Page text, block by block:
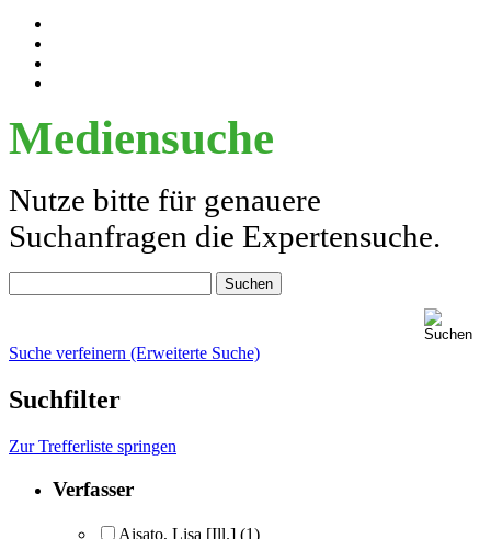
Mediensuche
Nutze bitte für genauere
Suchanfragen die Expertensuche.
Suche verfeinern (Erweiterte Suche)
Suchfilter
Zur Trefferliste springen
Verfasser
Aisato, Lisa [Ill.] (1)